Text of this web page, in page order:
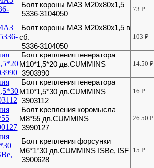
Болт короны МАЗ М20х80х1,5
5336-3104050
73₽
Болт короны МАЗ М20х80х1,5 в
сб.
5336-3104050
103₽
Болт крепления генератора
М10*1,5*20 дв.CUMMINS
3903990
14.50₽
Болт крепления генератора
М10*1,5*30 дв.CUMMINS
3903112
16₽
Болт крепления коромысла
М8*55 дв.CUMMINS
3990127
26.50₽
Болт крепления форсунки
M6*1*30 дв.CUMMINS ISBe, ISF
3900628
15₽